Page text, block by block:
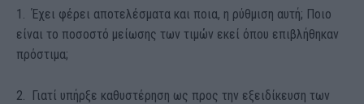
1. Έχει φέρει αποτελέσματα και ποια, η ρύθμιση αυτή; Ποιο
είναι το ποσοστό μείωσης των τιμών εκεί όπου επιβλήθηκαν
πρόστιμα;
2. Γιατί υπήρξε καθυστέρηση ως προς την εξειδίκευση των